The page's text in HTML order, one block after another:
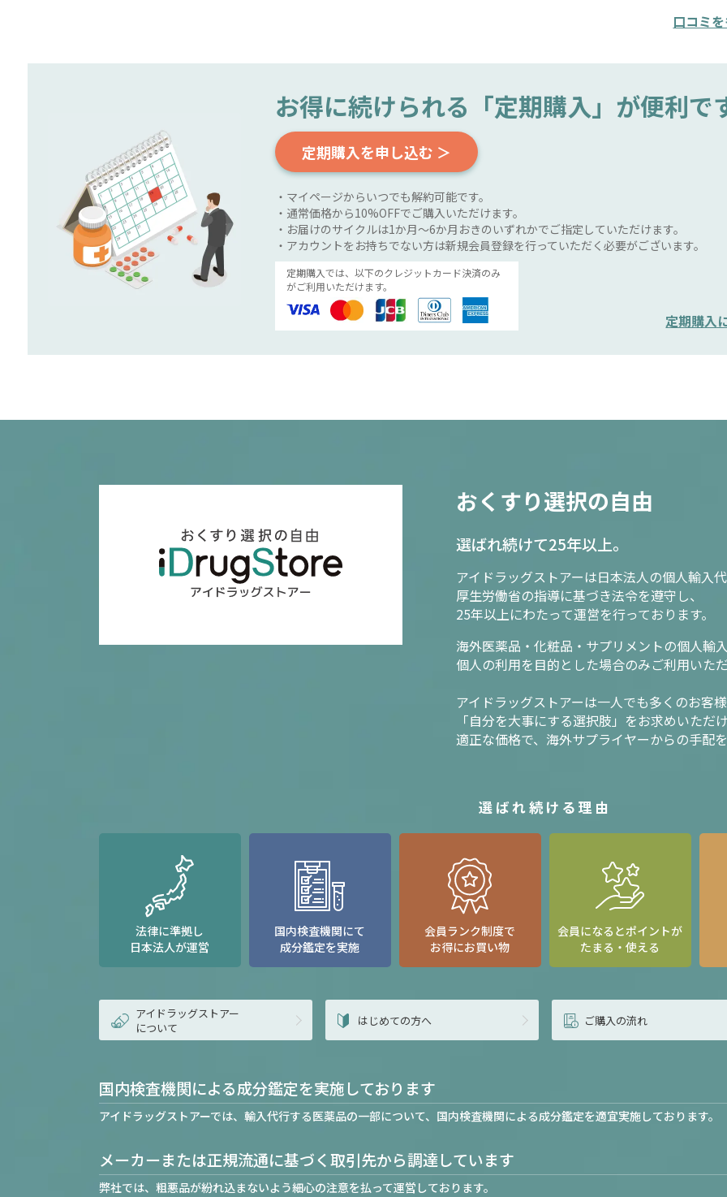
口コミ
お得に続けられる 「定期購入」が便利で
定期購入を申し込む ＞
・マイページからいつでも解約可能です。
・通常価格から10%OFFでご購入いただけます。
・お届けのサイクルは1か月～6か月おきのいずれかでご指定していただけます。
・アカウントをお持ちでない方は新規会員登録を行っていただく必要がございます。
定期購入では、以下のクレジットカード決済のみ
がご利用いただけます。
定期購入
おくすり選択の自由
選ばれ続けて25年以上。
アイドラッグストアーは日本法人の個人輸入代
厚生労働省の指導に基づき法令を遵守し、
25年以上にわたって運営を行っております。
海外医薬品・化粧品・サプリメントの個人輸入
個人の利用を目的とした場合のみご利用いただ
アイドラッグストアーは一人でも多くのお客
「自分を大事にする選択肢」をお求めいただ
適正な価格で、海外サプライヤーからの手配
選ばれ続ける理由
法律に準拠し
日本法人が運営
国内検査機関にて
成分鑑定を実施
会員ランク制度で
お得にお買い物
会員になるとポイントが
たまる・使える
アイドラッグストアー
について
はじめての方へ ご購入の流れ
国内検査機関による成分鑑定を実施しております
アイドラッグストアーでは、輸入代行する医薬品の一部について、国内検査機関による成分鑑定を適宜実施しております。
メーカーまたは正規流通に基づく取引先から調達しています
弊社では、粗悪品が紛れ込まないよう細心の注意を払って運営しております。